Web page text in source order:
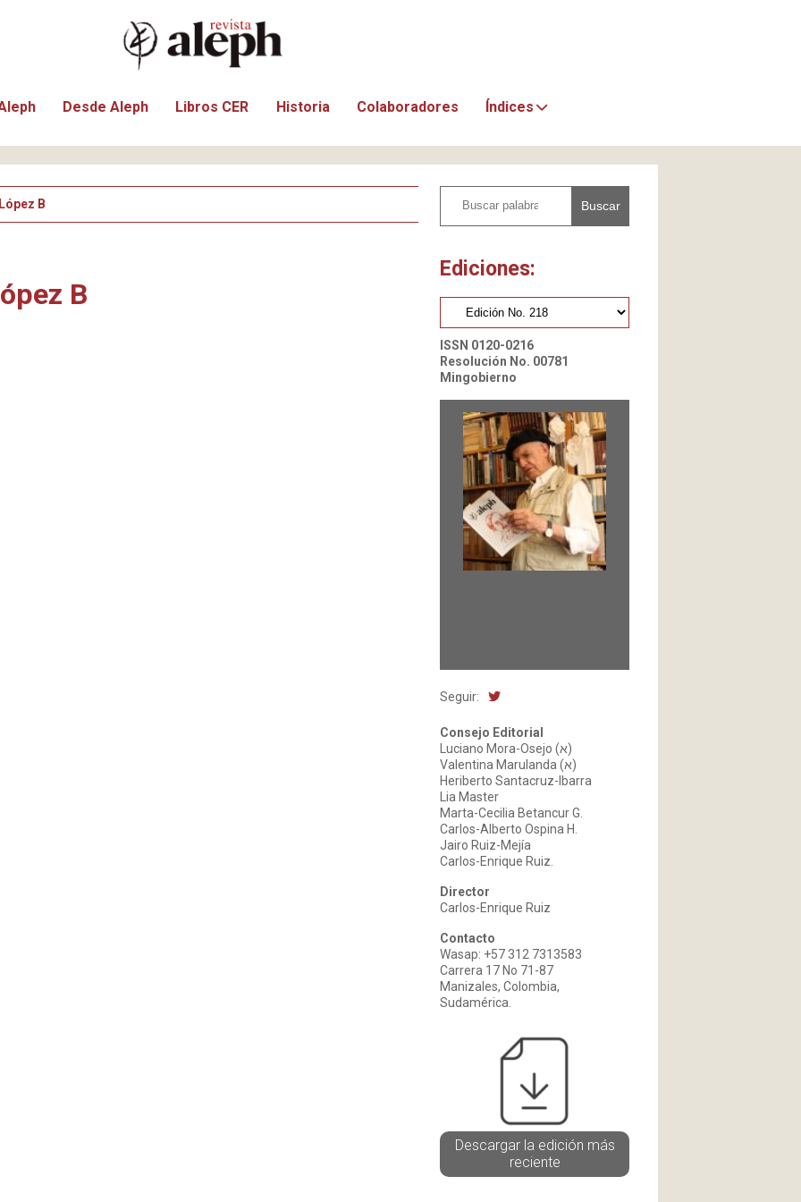
Desde Aleph Libros CER Historia Colaboradores Índices
B
B
Buscar
Ediciones:
ISSN 0120-0216
Resolución No. 00781
Mingobierno
Seguir:
Consejo Editorial
Luciano Mora-Osejo (א)
Valentina Marulanda (א)
Heriberto Santacruz-Ibarra
Lia Master
Marta-Cecilia Betancur G.
Carlos-Alberto Ospina H.
Jairo Ruiz-Mejía
Carlos-Enrique Ruiz.
Director
Carlos-Enrique Ruiz
Contacto
Wasap: +57 312 7313583
Carrera 17 No 71-87
Manizales, Colombia,
Sudamérica.
Descargar la edición más
reciente